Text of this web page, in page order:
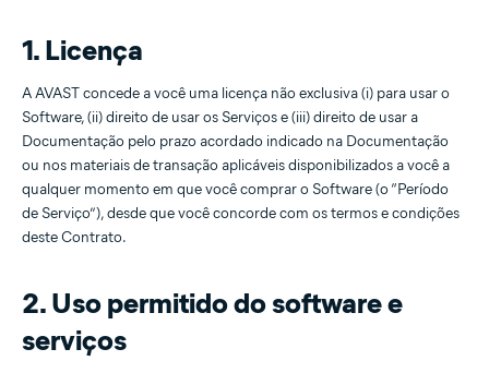
1. Licença
A AVAST concede a você uma licença não exclusiva (i) para usar o
Software, (ii) direito de usar os Serviços e (iii) direito de usar a
Documentação pelo prazo acordado indicado na Documentação
ou nos materiais de transação aplicáveis disponibilizados a você a
qualquer momento em que você comprar o Software (o “Período
de Serviço”), desde que você concorde com os termos e condições
deste Contrato.
2. Uso permitido do software e
serviços